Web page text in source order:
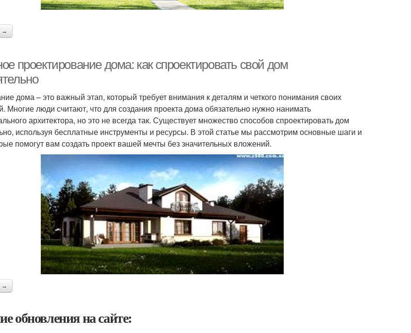
→
проектирование дома: как спроектировать свой дом
дома – это важный этап, который требует внимания к деталям и четкого понимания своих
Многие люди считают, что для создания проекта дома обязательно нужно нанимать
архитектора, но это не всегда так. Существует множество способов спроектировать дом
используя бесплатные инструменты и ресурсы. В этой статье мы рассмотрим основные шаги и
помогут вам создать проект вашей мечты без значительных вложений.
→
обновления на сайте: